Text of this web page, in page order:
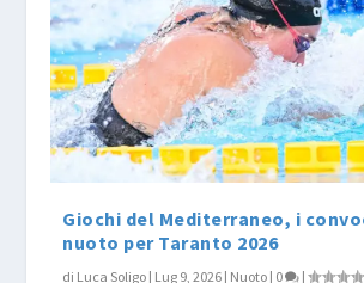
Giochi del Mediterraneo, i
nuoto per Taranto 2026
di Luca Soligo | Lug 9, 2026 | Nuoto | 0 |